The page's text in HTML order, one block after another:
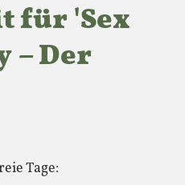
für 'Sex
– Der
Tage: